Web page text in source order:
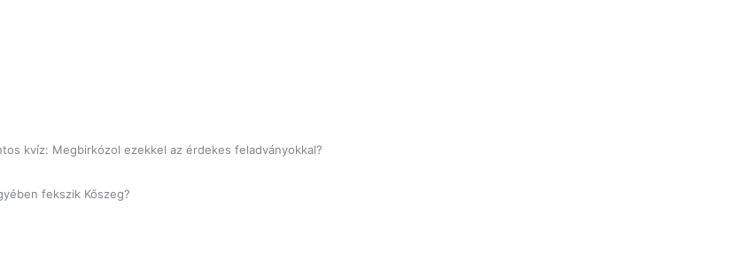
kvíz: Megbirkózol ezekkel az érdekes feladványokkal?
fekszik Kőszeg?